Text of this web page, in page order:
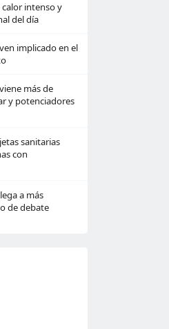
calor intenso y
del día
implicado en el
más de
y potenciadores
sanitarias
con
a más
de debate